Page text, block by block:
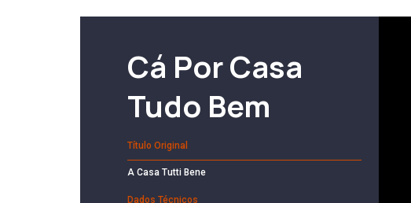
Cá Por Casa
Tudo Bem
Título Original
A Casa Tutti Bene
Dados Técnicos